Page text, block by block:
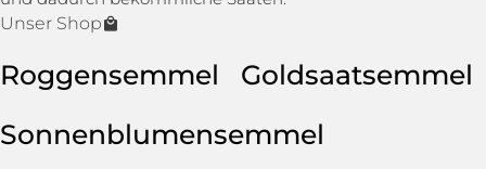
Unser Shop
Roggensemmel
Goldsaatsemmel
Sonnenblumensemmel